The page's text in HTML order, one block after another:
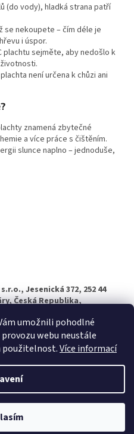
umožnili pohodlné
webu neustále
použitelnost.Více informací
(do vody), hladká strana patří
se nekoupete – čím déle je
i úspor.
plachtu sejměte, aby nedošlo k
není určena k chůzi ani
znamená zbytečné
a více práce s čištěním.
slunce naplno – jednoduše,
s.r.o., Jesenická 372, 252 44
Česká Republika,
e-shop CF Group CZ & SK.
vyhrazena.